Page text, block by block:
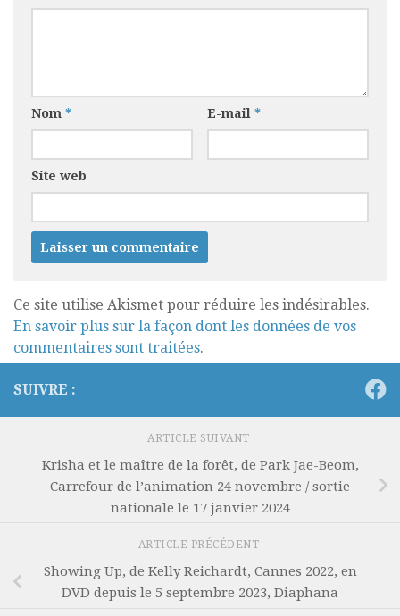
Nom * E-mail *
Site web
Ce site utilise Akismet pour réduire les indésirables.
En savoir plus sur la façon dont les données de vos
commentaires sont traitées.
SUIVRE :
ARTICLE SUIVANT
Krisha et le maître de la forêt, de Park Jae-Beom,
Carrefour de l’animation 24 novembre / sortie
nationale le 17 janvier 2024
ARTICLE PRÉCÉDENT
Showing Up, de Kelly Reichardt, Cannes 2022, en
DVD depuis le 5 septembre 2023, Diaphana